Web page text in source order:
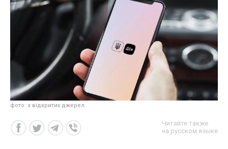
фото: з відкритих джерел
Читайте также
на русском языке